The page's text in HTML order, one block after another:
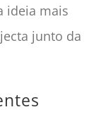
ideia mais
junto da